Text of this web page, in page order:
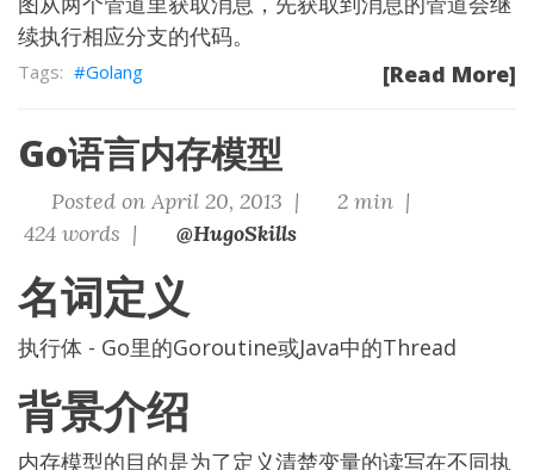
续执行相应分支的代码。
[Read More]
Golang
Go语言内存模型
Posted on April 20, 2013 |
2 min |
424 words |
@HugoSkills
名词定义
执行体 - Go里的Goroutine或Java中的Thread
背景介绍
内存模型的目的是为了定义清楚变量的读写在不同执